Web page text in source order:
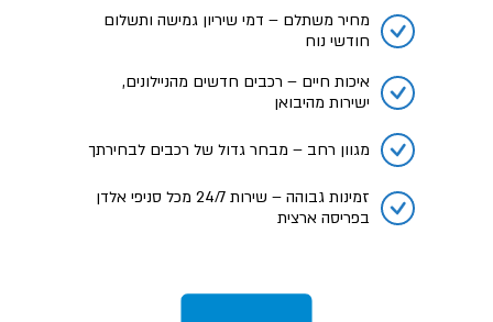
מחיר משתלם – דמי שיריון גמישה ותשלום
חודשי נוח
איכות חיים – רכבים חדשים מהניילונים,
ישירות מהיבואן
מגוון רחב – מבחר גדול של רכבים לבחירתך
זמינות גבוהה – שירות 24/7 מכל סניפי אלדן
בפריסה ארצית